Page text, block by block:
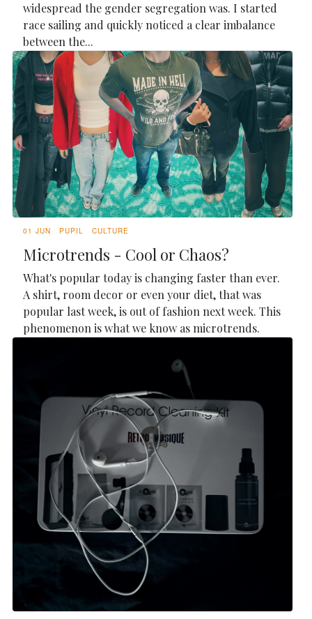
widespread the gender segregation was. I started
race sailing and quickly noticed a clear imbalance
between the...
01 JUN PUPIL CULTURE
Microtrends - Cool or Chaos?
What's popular today is changing faster than ever.
A shirt, room decor or even your diet, that was
popular last week, is out of fashion next week. This
phenomenon is what we know as microtrends.